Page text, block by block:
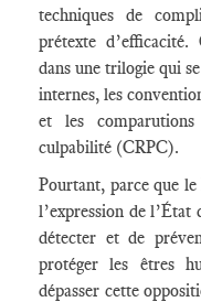
techniques de
prétexte
dans une trilogie qui
internes, les
et les comparutions
culpabilité (CRPC).
Pourtant, parce que
l’expression de
détecter et de
protéger les êtres
dépasser cette